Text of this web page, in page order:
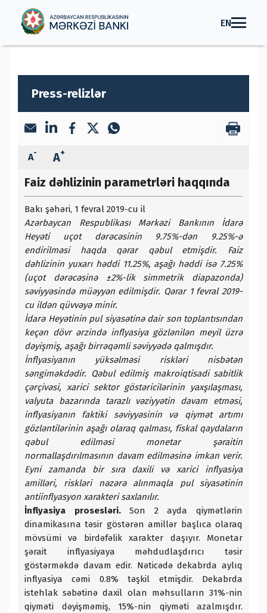
EN
Press-relizlər
A- A+
Faiz dəhlizinin parametrləri haqqında
Bakı şəhəri, 1 fevral 2019-cu il
Azərbaycan Respublikası Mərkəzi Bankının İdarə
Heyəti uçot dərəcəsinin 9.75%-dən 9.25%-ə
endirilməsi haqda qərar qəbul etmişdir. Faiz
dəhlizinin yuxarı həddi 11.25%, aşağı həddi isə 7.25%
(uçot dərəcəsinə ±2%-lik simmetrik diapazonda)
səviyyəsində müəyyən edilmişdir. Qərar 1 fevral 2019-
cu ildən qüvvəyə minir.
İdarə Heyətinin pul siyasətinə dair son toplantısından
keçən dövr ərzində inflyasiya gözlənilən meyil üzrə
dəyişmiş, aşağı birrəqəmli səviyyədə qalmışdır.
İnflyasiyanın yüksəlməsi riskləri nisbətən
səngiməkdədir. Qəbul edilmiş makroiqtisadi sabitlik
çərçivəsi, xarici sektor göstəricilərinin yaxşılaşması,
valyuta bazarında tarazlı vəziyyətin davam etməsi,
inflyasiyanın faktiki səviyyəsinin və qiymət artımı
gözləntilərinin aşağı olaraq qalması, fiskal qaydaların
qəbul edilməsi monetar şəraitin
normallaşdırılmasının davam edilməsinə imkan verir.
Eyni zamanda bir sıra daxili və xarici inflyasiya
amilləri, riskləri nəzərə alınmaqla pul siyasətinin
antiinflyasyon xarakteri saxlanılır.
İnflyasiya prosesləri.Son 2 ayda qiymətlərin
dinamikasına təsir göstərən amillər başlıca olaraq
mövsümi və birdəfəlik xarakter daşıyır. Monetar
şərait inflyasiyaya məhdudlaşdırıcı təsir
göstərməkdə davam edir. Nəticədə dekabrda aylıq
inflyasiya cəmi 0.8% təşkil etmişdir. Dekabrda
istehlak səbətinə daxil olan məhsulların 31%-nin
qiyməti dəyişməmiş, 15%-nin qiyməti azalmışdır.